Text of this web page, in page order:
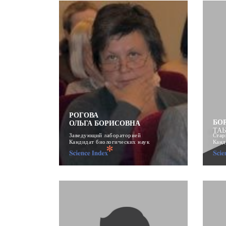
РОГОВА
ОЛЬГА БОРИСОВНА
Заведующий лабораторией
Кандидат биологических наук